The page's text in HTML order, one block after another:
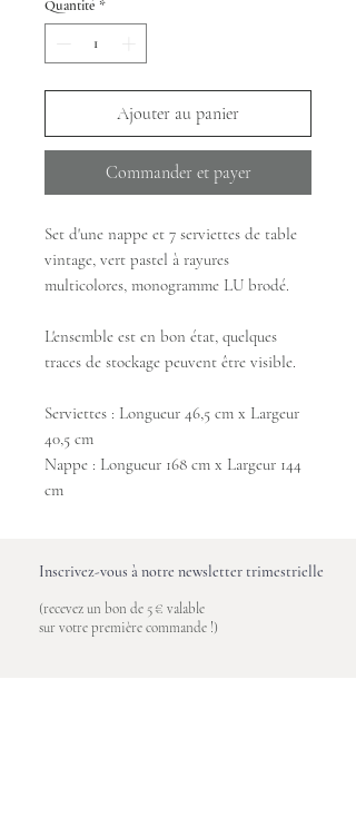
Quantité *
Ajouter au panier
Commander et payer
Set d'une nappe et 7 serviettes de table
vintage, vert pastel à rayures
multicolores, monogramme LU brodé.
L'ensemble est en bon état, quelques
traces de stockage peuvent être visible.
Serviettes : Longueur 46,5 cm x Largeur
40,5 cm
Nappe : Longueur 168 cm x Largeur 144
cm
Inscrivez-vous à notre newsletter trimestrielle
(recevez un bon de 5 € valable
sur votre première commande !)